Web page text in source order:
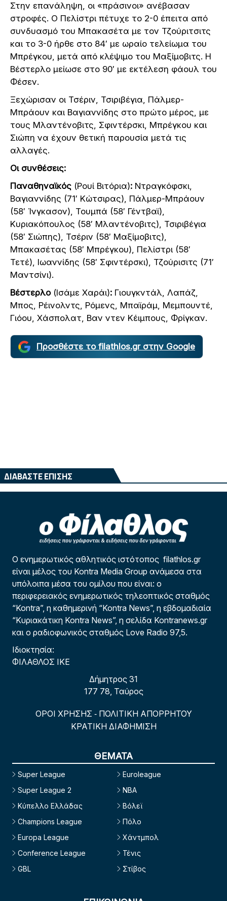
Στην επανάληψη, οι «πράσινοι» ανέβασαν
στροφές. Ο Πελίστρι πέτυχε το 2-0 έπειτα από
συνδυασμό του Μπακασέτα με τον Τζούριτσιτς
και το 3-0 ήρθε στο 84′ με ωραίο τελείωμα του
Μπρέγκου, μετά από κλέψιμο του Μαξίμοβιτς. Η
Βέστερλο μείωσε στο 90′ με εκτέλεση φάουλ του
Φέσεν.
Ξεχώρισαν οι Τσέριν, Τσιριβέγια, Πάλμερ-
Μπράουν και Βαγιαννίδης στο πρώτο μέρος, με
τους Μλαντένοβιτς, Σφιντέρσκι, Μπρέγκου και
Σιώπη να έχουν θετική παρουσία μετά τις
αλλαγές.
Οι συνθέσεις:
Παναθηναϊκός (Ρουί Βιτόρια): Ντραγκόφσκι,
Βαγιαννίδης (71′ Κώτσιρας), Πάλμερ-Μπράουν
(58′ Ίνγκασον), Τουμπά (58′ Γέντβαϊ),
Κυριακόπουλος (58′ Μλαντένοβιτς), Τσιριβέγια
(58′ Σιώπης), Τσέριν (58′ Μαξίμοβιτς),
Μπακασέτας (58′ Μπρέγκου), Πελίστρι (58′
Τετέ), Ιωαννίδης (58′ Σφιντέρσκι), Τζούρισιτς (71′
Μαντσίνι).
Βέστερλο (Ισάμε Xαράι): Γιουγκντάλ, Λαπάζ,
Μπος, Ρέινολντς, Ρόμενς, Μπαϊράμ, Μεμπουντέ,
Γιόου, Χάσπολατ, Βαν ντεν Κέιμπους, Φρίγκαν.
Προσθέστε το filathlos.gr στην Google
ΔΙΑΒΑΣΤΕ ΕΠΙΣΗΣ
Ο ενημερωτικός αθλητικός ιστότοπος filathlos.gr
είναι μέλος του Kontra Media Group ανάμεσα στα
υπόλοιπα μέσα του ομίλου που είναι: ο
περιφερειακός ενημερωτικός τηλεοπτικός σταθμός
“Kontra”, η καθημερινή “Kontra News”, η εβδομαδιαία
“Κυριακάτικη Kontra News”, η σελίδα Kontranews.gr
και ο ραδιοφωνικός σταθμός Love Radio 97,5.
Ιδιοκτησία:
ΦΙΛΑΘΛΟΣ ΙΚΕ
Δήμητρος 31
177 78, Ταύρος
ΟΡΟΙ ΧΡΗΣΗΣ - ΠΟΛΙΤΙΚΗ ΑΠΟΡΡΗΤΟΥ
ΚΡΑΤΙΚΗ ΔΙΑΦΗΜΙΣΗ
ΘΕΜΑΤΑ
Super League
Super League 2
Κύπελλο Ελλάδας
Champions League
Europa League
Conference League
GBL
Euroleague
NBA
Βόλεϊ
Πόλο
Χάντμπολ
Τένις
Στίβος